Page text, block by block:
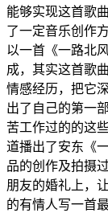
能够实现这首歌
了一定音乐创作
以一首《一路北
成，其实这首歌
情感经历，把它
出了自己的第一
苦工作过的的这
道播出了安东《
品的创作及拍摄
朋友的婚礼上，
的有情人写一首